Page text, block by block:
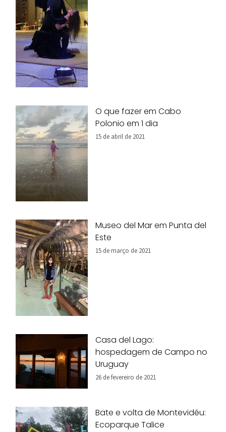
O que fazer em Cabo
Polonio em 1 dia
15 de abril de 2021
Museo del Mar em Punta del
Este
15 de março de 2021
Casa del Lago:
hospedagem de Campo no
Uruguay
26 de fevereiro de 2021
Bate e volta de Montevidéu:
Ecoparque Talice